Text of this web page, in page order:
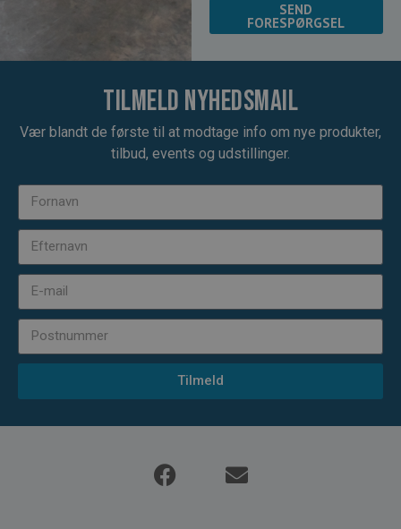
SEND
FORESPØRGSEL
Tilmeld nyhedsmail
Vær blandt de første til at modtage info om nye produkter,
tilbud, events og udstillinger.
Tilmeld